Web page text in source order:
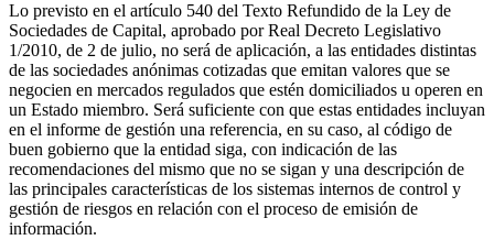
Lo previsto en el artículo 540 del Texto Refundido de la Ley de
Sociedades de Capital, aprobado por Real Decreto Legislativo
1/2010, de 2 de julio, no será de aplicación, a las entidades distintas
de las sociedades anónimas cotizadas que emitan valores que se
negocien en mercados regulados que estén domiciliados u operen en
un Estado miembro. Será suficiente con que estas entidades incluyan
en el informe de gestión una referencia, en su caso, al código de
buen gobierno que la entidad siga, con indicación de las
recomendaciones del mismo que no se sigan y una descripción de
las principales características de los sistemas internos de control y
gestión de riesgos en relación con el proceso de emisión de
información.